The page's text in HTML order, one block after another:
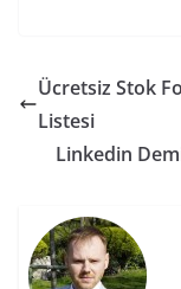
Ücretsiz Stok
Listesi
Linkedin